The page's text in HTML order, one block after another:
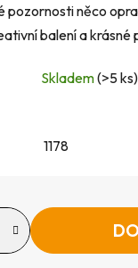
pozornosti něco
balení a krásné
Skladem(>5 ks)
1178